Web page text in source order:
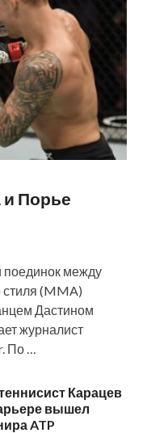
и Порье
поединок между
(MMA)
Дастином
журналист
По …
Карацев
вышел
ATP